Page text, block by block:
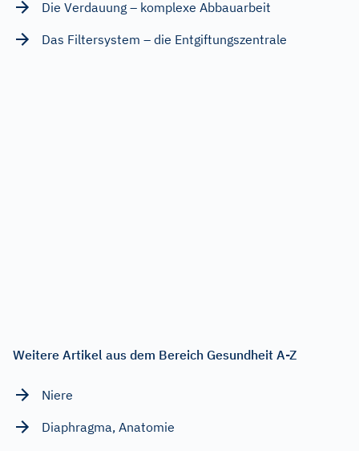
Die Verdauung – komplexe Abbauarbeit
Das Filtersystem – die Entgiftungszentrale
Weitere Artikel aus dem Bereich Gesundheit A-Z
Niere
Diaphragma, Anatomie